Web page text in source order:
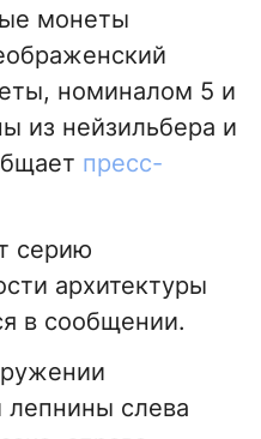
монеты
номиналом 5 и
из нейзильбера и
пресс-
серию
архитектуры
в сообщении.
лепнины слева